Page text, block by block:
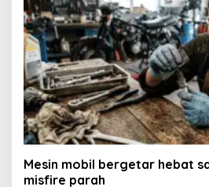
Mesin mobil bergetar hebat
misfire parah